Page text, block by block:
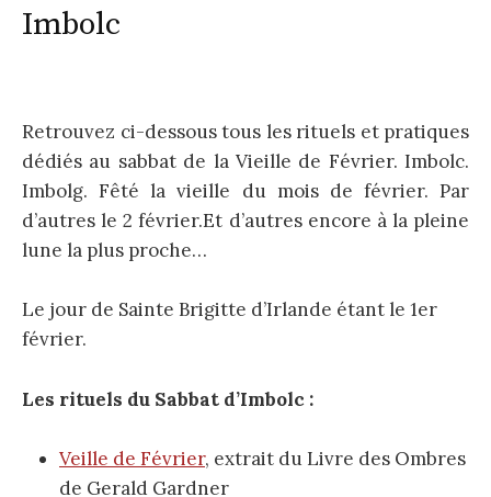
Imbolc
Retrouvez ci-dessous tous les rituels et pratiques
dédiés au sabbat de la Vieille de Février. Imbolc.
Imbolg. Fêté la vieille du mois de février. Par
d’autres le 2 février.Et d’autres encore à la pleine
lune la plus proche…
Le jour de Sainte Brigitte d’Irlande étant le 1er
février.
Les rituels du Sabbat d’Imbolc :
Veille de Février, extrait du Livre des Ombres
de Gerald Gardner